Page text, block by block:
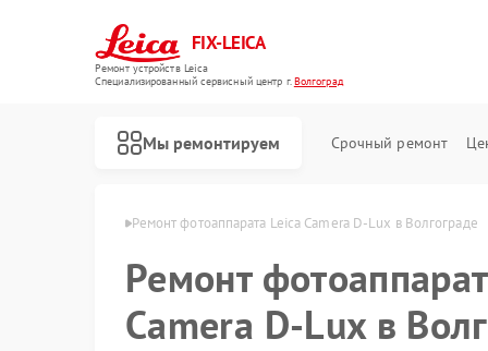
FIX-LEICA
Ремонт устройств Leica
Специализированный cервисный центр г.Волгоград
Мы ремонтируем Срочный ремонт
Ремонт фотоаппарата Leica Camera D-Lux в Волгограде
Ремонт
Camera D-Lux в